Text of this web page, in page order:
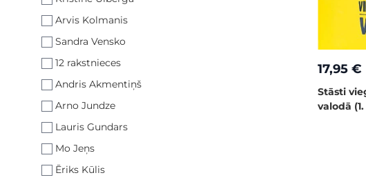
Arvis Kolmanis
Sandra Vensko
12 rakstnieces
Andris Akmentiņš
Arno Jundze
Lauris Gundars
Mo Jeņs
Ēriks Kūlis
17,95 €
Stāsti
valodā